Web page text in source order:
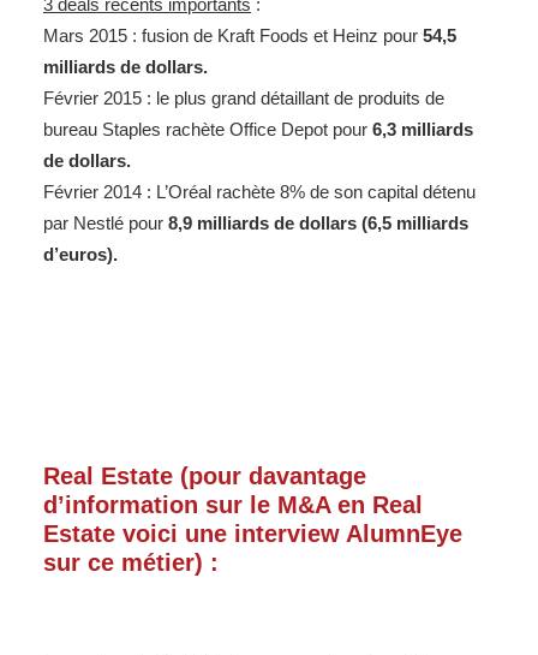
3 deals récents importants :
Mars 2015 : fusion de Kraft Foods et Heinz pour 54,5
milliards de dollars.
Février 2015 : le plus grand détaillant de produits de
bureau Staples rachète Office Depot pour 6,3 milliards
de dollars.
Février 2014 : L’Oréal rachète 8% de son capital détenu
par Nestlé pour 8,9 milliards de dollars (6,5 milliards
d’euros).
Real Estate (pour davantage
d’information sur le M&A en Real
Estate voici une interview AlumnEye
sur ce métier) :